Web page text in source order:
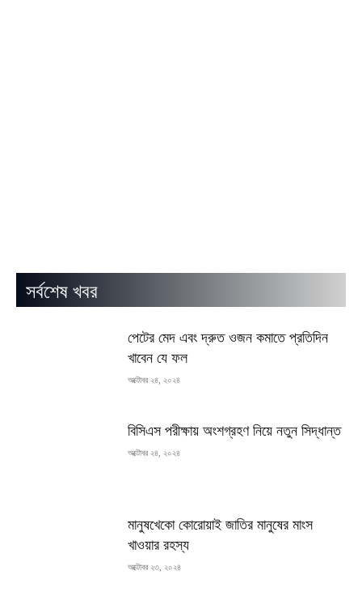
সর্বশেষ খবর
পেটের মেদ এবং দ্রুত ওজন কমাতে প্রতিদিন
খাবেন যে ফল
অক্টোবর ২৪, ২০২৪
বিসিএস পরীক্ষায় অংশগ্রহণ নিয়ে নতুন সিদ্ধান্ত
অক্টোবর ২৪, ২০২৪
মানুষখেকো কোরোয়াই জাতির মানুষের মাংস
খাওয়ার রহস্য
অক্টোবর ২৩, ২০২৪